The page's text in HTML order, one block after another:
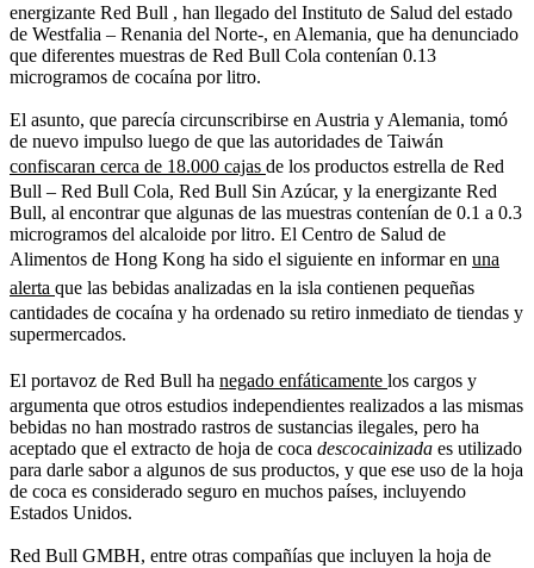
energizante Red Bull , han llegado del Instituto de Salud del estado
de Westfalia – Renania del Norte-, en Alemania, que ha denunciado
que diferentes muestras de Red Bull Cola contenían 0.13
microgramos de cocaína por litro.
El asunto, que parecía circunscribirse en Austria y Alemania, tomó
de nuevo impulso luego de que las autoridades de Taiwán
confiscaran cerca de 18.000 cajas de los productos estrella de Red
Bull – Red Bull Cola, Red Bull Sin Azúcar, y la energizante Red
Bull, al encontrar que algunas de las muestras contenían de 0.1 a 0.3
microgramos del alcaloide por litro. El Centro de Salud de
Alimentos de Hong Kong ha sido el siguiente en informar en una
alerta que las bebidas analizadas en la isla contienen pequeñas
cantidades de cocaína y ha ordenado su retiro inmediato de tiendas y
supermercados.
El portavoz de Red Bull ha negado enfáticamente los cargos y
argumenta que otros estudios independientes realizados a las mismas
bebidas no han mostrado rastros de sustancias ilegales, pero ha
aceptado que el extracto de hoja de coca descocainizada es utilizado
para darle sabor a algunos de sus productos, y que ese uso de la hoja
de coca es considerado seguro en muchos países, incluyendo
Estados Unidos.
Red Bull GMBH, entre otras compañías que incluyen la hoja de